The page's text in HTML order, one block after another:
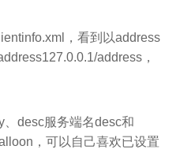
，看到以address
address，
desc服务端名desc和
，可以自己喜欢已设置